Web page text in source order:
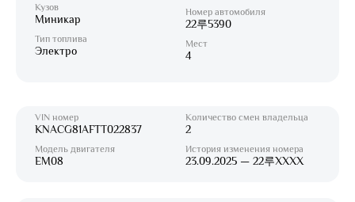
Кузов
Миникар
Тип топлива
Электро
Номер автомобиля
22루5390
Мест
4
VIN номер
KNACG81AFTT022837
Модель двигателя
EM08
Количество смен владельца
2
История изменения номера
23.09.2025 — 22루XXXX